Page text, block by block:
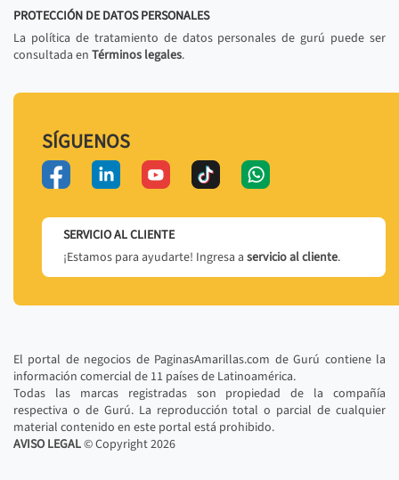
PROTECCIÓN DE DATOS PERSONALES
La política de tratamiento de datos personales de gurú puede ser
consultada en Términos legales.
SÍGUENOS
SERVICIO AL CLIENTE
¡Estamos para ayudarte! Ingresa a servicio al cliente.
El portal de negocios de PaginasAmarillas.com de Gurú contiene la
información comercial de 11 países de Latinoamérica.
Todas las marcas registradas son propiedad de la compañía
respectiva o de Gurú. La reproducción total o parcial de cualquier
material contenido en este portal está prohibido.
AVISO LEGAL© Copyright2026